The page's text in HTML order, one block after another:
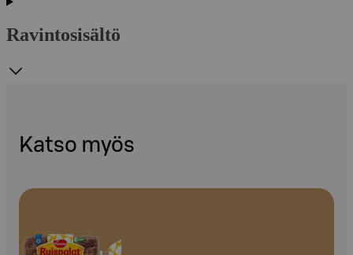
Ravintosisältö
Katso myös